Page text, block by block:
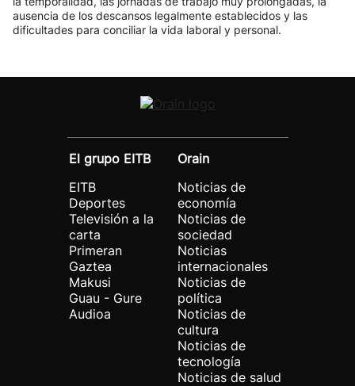
ausencia de los descansos legalmente establecidos y las
dificultades para conciliar la vida laboral y personal.
El grupo EITB
EITB
Deportes
Televisión a la
carta
Primeran
Gaztea
Makusi
Guau - Gure
Audioa
Orain
Noticias de
economía
Noticias de
sociedad
Noticias
internacionales
Noticias de
política
Noticias de
cultura
Noticias de
tecnología
Noticias de salud